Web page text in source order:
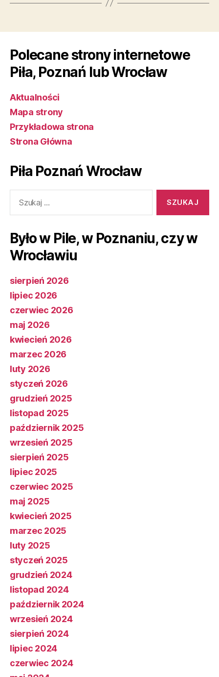
Polecane strony internetowe
Piła, Poznań lub Wrocław
Aktualności
Mapa strony
Przykładowa strona
Strona Główna
Piła Poznań Wrocław
Było w Pile, w Poznaniu, czy w
Wrocławiu
sierpień 2026
lipiec 2026
czerwiec 2026
maj 2026
kwiecień 2026
marzec 2026
luty 2026
styczeń 2026
grudzień 2025
listopad 2025
październik 2025
wrzesień 2025
sierpień 2025
lipiec 2025
czerwiec 2025
maj 2025
kwiecień 2025
marzec 2025
luty 2025
styczeń 2025
grudzień 2024
listopad 2024
październik 2024
wrzesień 2024
sierpień 2024
lipiec 2024
czerwiec 2024